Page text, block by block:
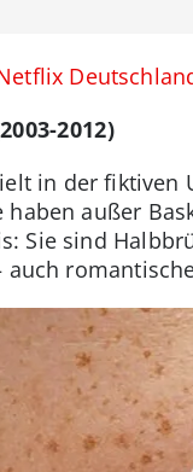
2012)
in der
haben außer
Sie sind
auch